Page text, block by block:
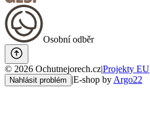
Osobní odběr
© 2026 Ochutnejorech.cz|Projekty EU
Nahlásit problém |E-shop by Argo22